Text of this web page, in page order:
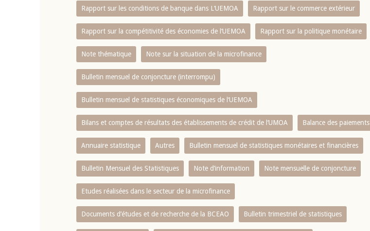
Rapport sur les conditions de banque dans L‘UEMOA Rapport sur le commerce extérieur
Rapport sur la compétitivité des économies de l‘UEMOA Rapport sur la politique monétaire
Note thématique Note sur la situation de la microfinance
Bulletin mensuel de conjoncture (interrompu)
Bulletin mensuel de statistiques économiques de l‘UEMOA
Bilans et comptes de résultats des établissements de crédit de l‘UMOA Balance des paiements
Annuaire statistique Autres Bulletin mensuel de statistiques monétaires et financières
Bulletin Mensuel des Statistiques Note d’information Note mensuelle de conjoncture
Etudes réalisées dans le secteur de la microfinance
Documents d’études et de recherche de la BCEAO Bulletin trimestriel de statistiques